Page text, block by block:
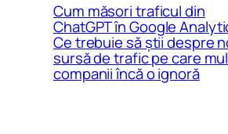
Cum măsori traficul din
ChatGPT în Google
Ce trebuie să știi despre
sursă de trafic pe care
companii încă o ignoră